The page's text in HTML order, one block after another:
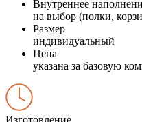
Внутреннее
на выбор (полки,
Размер
индивидуальный
Цена
указана за базовую
Изготовление